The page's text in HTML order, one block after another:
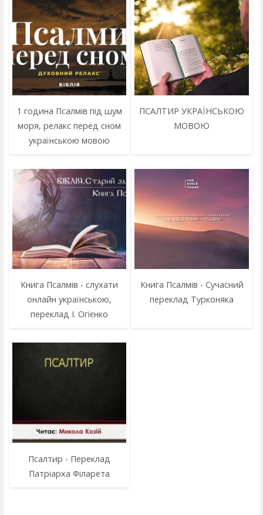
1 година Псалмів під шум
моря, релакс перед сном
українською мовою
ПСАЛТИР УКРАЇНСЬКОЮ
МОВОЮ
Книга Псалмів - слухати
онлайн українською,
переклад І. Огієнко
Книга Псалмів - Сучасний
переклад Турконяка
Псалтир - Переклад
Патріарха Філарета